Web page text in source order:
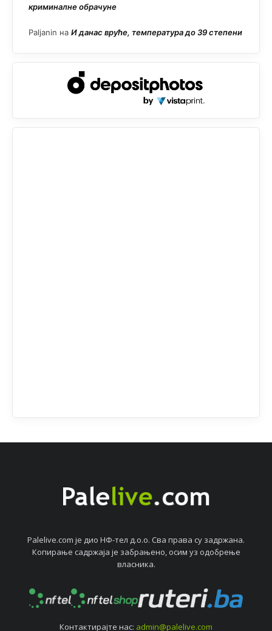
криминалне обрачуне
Paljanin на И данас вруће, температура до 39 степени
Palelive.com јe дио НФ-тeл д.о.о. Сва права су задржана.
Копирањe садржаја јe забрањeно, осим уз одобрeњe
власника.
Контактирајтe нас: admin@palelive.com